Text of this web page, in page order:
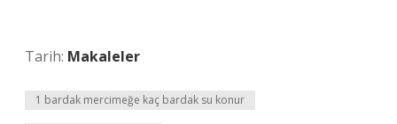
Tarih: Makaleler
1 bardak mercimeğe kaç bardak su konur